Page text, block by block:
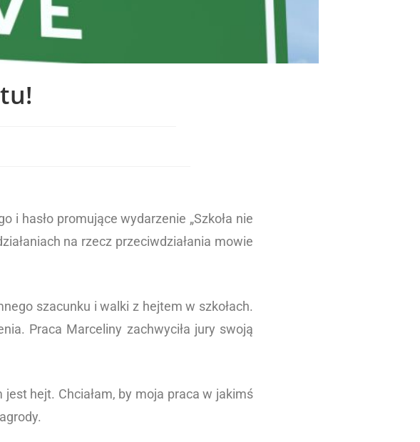
i hasło promujące wydarzenie „Szkoła nie
na rzecz przeciwdziałania mowie
szacunku i walki z hejtem w szkołach.
Praca Marceliny zachwyciła jury swoją
hejt. Chciałam, by moja praca w jakimś